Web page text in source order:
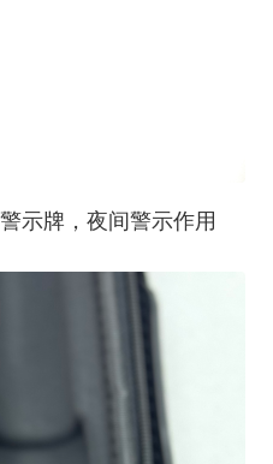
示牌，夜间警示作用